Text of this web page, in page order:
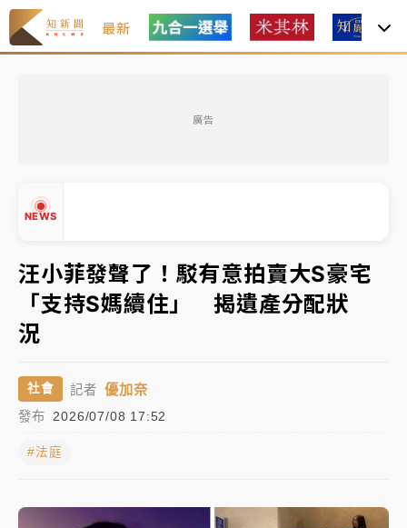
最新
廣告
NEWS
中信慈善基金會想增加董事人數！辜仲諒向法院聲請遭
駁 理由曝光
故宮《龍藏經》特展第2檔！今線上預約開賣一度塞車
周六起展出延長至晚上7時
台東農業處長涉圖利渡假村！東檢抗告成功 今重開羈
押庭
父親節泡湯了！中颱白海豚雨彈轟3天 「紅到發紫」降
雨熱區曝
女律師陳昱瑄詐慈濟10億！黃金158kg遭查扣畫面曝光
旅局回應了
▼
汪小菲發聲了！駁有意拍賣大S豪宅
「支持S媽續住」 揭遺產分配狀
況
社會 記者 優加奈
發布 2026/07/08 17:52
#法庭